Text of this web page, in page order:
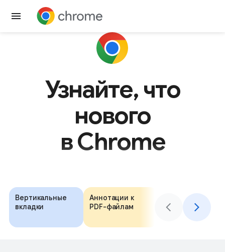
Скачать Chrome
Узнайте, что
нового
в Chrome
Вертикальные
вкладки
Аннотации к
PDF-файлам
с помощью